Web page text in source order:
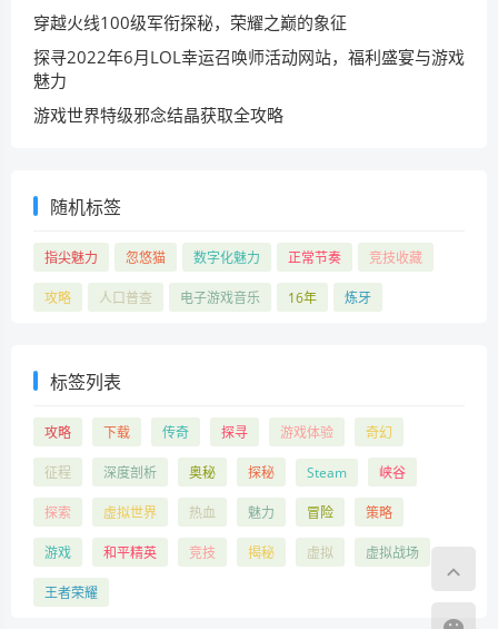
穿越火线100级军衔探秘，荣耀之巅的象征
探寻2022年6月LOL幸运召唤师活动网站，福利盛宴与游戏
魅力
游戏世界特级邪念结晶获取全攻略
随机标签
指尖魅力 忽悠猫 数字化魅力 正常节奏 竞技收藏
攻略 人口普查 电子游戏音乐 16年 炼牙
标签列表
攻略 下载 传奇 探寻 游戏体验 奇幻
征程 深度剖析 奥秘 探秘 Steam 峡谷
探索 虚拟世界 热血 魅力 冒险 策略
游戏 和平精英 竞技 揭秘 虚拟 虚拟战场
王者荣耀